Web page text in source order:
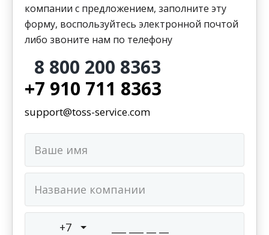
компании с предложением, заполните эту
форму, воспользуйтесь электронной почтой
либо звоните нам по телефону
8 800 200 8363
+7 910 711 8363
support@toss-service.com
+7